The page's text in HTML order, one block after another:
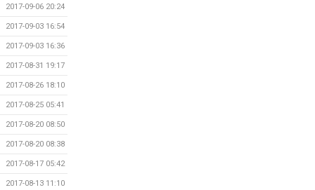
2017-09-06 20:24
2017-09-03 16:54
2017-09-03 16:36
2017-08-31 19:17
2017-08-26 18:10
2017-08-25 05:41
2017-08-20 08:50
2017-08-20 08:38
2017-08-17 05:42
2017-08-13 11:10